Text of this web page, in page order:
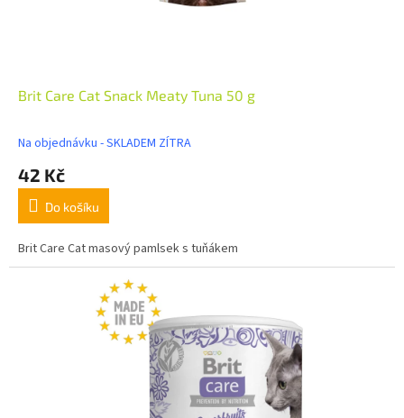
Brit Care Cat Snack Meaty Tuna 50 g
Na objednávku - SKLADEM ZÍTRA
42 Kč
Do košíku
Brit Care Cat masový pamlsek s tuňákem